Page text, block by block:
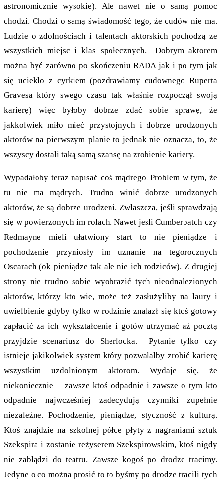
astronomicznie wysokie). Ale nawet nie o samą pomoc
chodzi. Chodzi o samą świadomość tego, że cudów nie ma.
Ludzie o zdolnościach i talentach aktorskich pochodzą ze
wszystkich miejsc i klas społecznych. Dobrym aktorem
można być zarówno po skończeniu RADA jak i po tym jak
się uciekło z cyrkiem (pozdrawiamy cudownego Ruperta
Gravesa który swego czasu tak właśnie rozpoczął swoją
karierę) więc byłoby dobrze zdać sobie sprawę, że
jakkolwiek miło mieć przystojnych i dobrze urodzonych
aktorów na pierwszym planie to jednak nie oznacza, to, że
wszyscy dostali taką samą szansę na zrobienie kariery.
Wypadałoby teraz napisać coś mądrego. Problem w tym, że
tu nie ma mądrych. Trudno winić dobrze urodzonych
aktorów, że są dobrze urodzeni. Zwłaszcza, jeśli sprawdzają
się w powierzonych im rolach. Nawet jeśli Cumberbatch czy
Redmayne mieli ułatwiony start to nie pieniądze i
pochodzenie przyniosły im uznanie na tegorocznych
Oscarach (ok pieniądze tak ale nie ich rodziców). Z drugiej
strony nie trudno sobie wyobrazić tych nieodnalezionych
aktorów, którzy kto wie, może też zasłużyliby na laury i
uwielbienie gdyby tylko w rodzinie znalazł się ktoś gotowy
zapłacić za ich wykształcenie i gotów utrzymać aż pocztą
przyjdzie scenariusz do Sherlocka. Pytanie tylko czy
istnieje jakikolwiek system który pozwalałby zrobić karierę
wszystkim uzdolnionym aktorom. Wydaje się, że
niekoniecznie – zawsze ktoś odpadnie i zawsze o tym kto
odpadnie najwcześniej zadecydują czynniki zupełnie
niezależne. Pochodzenie, pieniądze, styczność z kulturą.
Ktoś znajdzie na szkolnej półce płyty z nagraniami sztuk
Szekspira i zostanie reżyserem Szekspirowskim, ktoś nigdy
nie zabłądzi do teatru. Zawsze kogoś po drodze tracimy.
Jedyne o co można prosić to to byśmy po drodze tracili tych